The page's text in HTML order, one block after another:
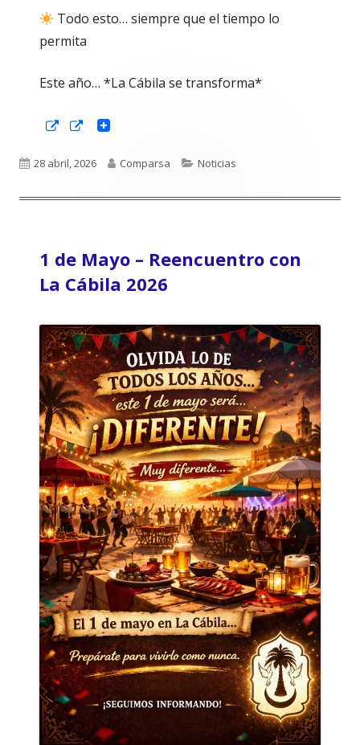
Todo esto… siempre que el tiempo lo
permita
Este año… *La Cábila se transforma*
Abrir
ventana
Abrir
ventana
Publicado
28 abril, 2026 Autor
Comparsa Categorías
Noticias
1 de Mayo – Reencuentro con
La Cábila 2026